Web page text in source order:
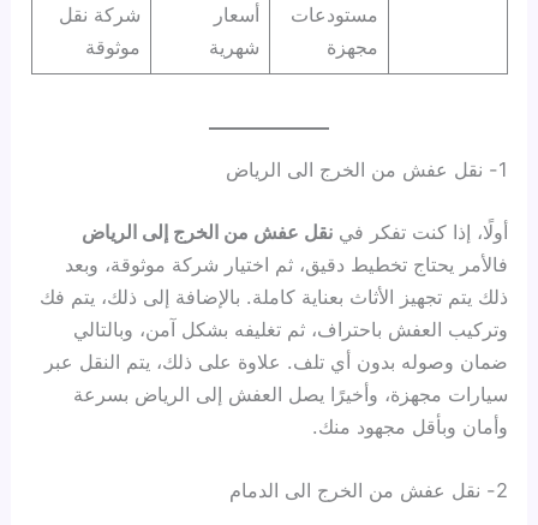
مستودعات
مجهزة
أسعار
شهرية
شركة نقل
موثوقة
1- نقل عفش من الخرج الى الرياض
أولًا، إذا كنت تفكر فينقل عفش من الخرج إلى الرياض
فالأمر يحتاج تخطيط دقيق، ثم اختيار شركة موثوقة، وبعد
ذلك يتم تجهيز الأثاث بعناية كاملة. بالإضافة إلى ذلك، يتم فك
وتركيب العفش باحتراف، ثم تغليفه بشكل آمن، وبالتالي
ضمان وصوله بدون أي تلف. علاوة على ذلك، يتم النقل عبر
سيارات مجهزة، وأخيرًا يصل العفش إلى الرياض بسرعة
وأمان وبأقل مجهود منك.
2- نقل عفش من الخرج الى الدمام